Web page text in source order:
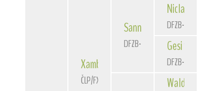
Xambo
ČLP/FXH/29662
Sannio von der
DFZB-93 1588
Niclas
DFZB-90 3172
Gesi
DFZB-91 1307
Waldschrat